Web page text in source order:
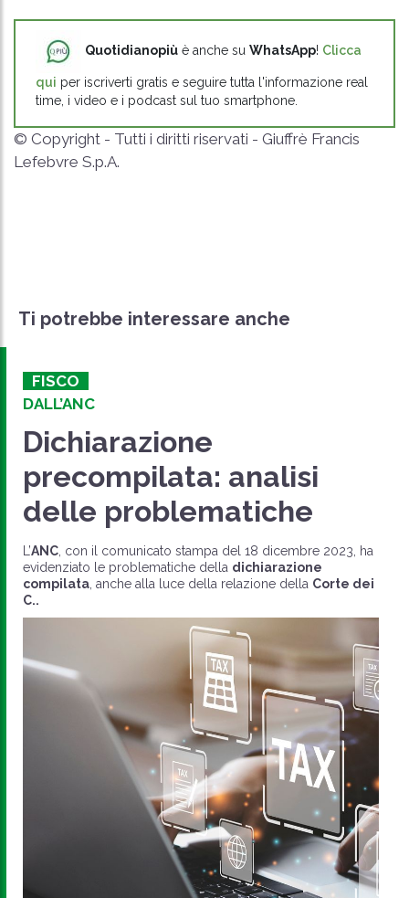
Quotidianopiù è anche su WhatsApp! Clicca
qui per iscriverti gratis e seguire tutta l'informazione real
time, i video e i podcast sul tuo smartphone.
© Copyright - Tutti i diritti riservati - Giuffrè Francis
Lefebvre S.p.A.
Ti potrebbe interessare anche
FISCO
DALL’ANC
Dichiarazione
precompilata: analisi
delle problematiche
L’ANC , con il comunicato stampa del 18 dicembre 2023, ha
evidenziato le problematiche della dichiarazione
compilata , anche alla luce della relazione della Corte dei
C..